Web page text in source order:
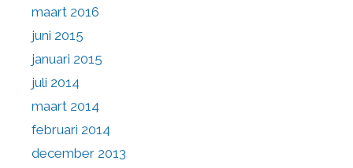
maart 2016
juni 2015
januari 2015
juli 2014
maart 2014
februari 2014
december 2013